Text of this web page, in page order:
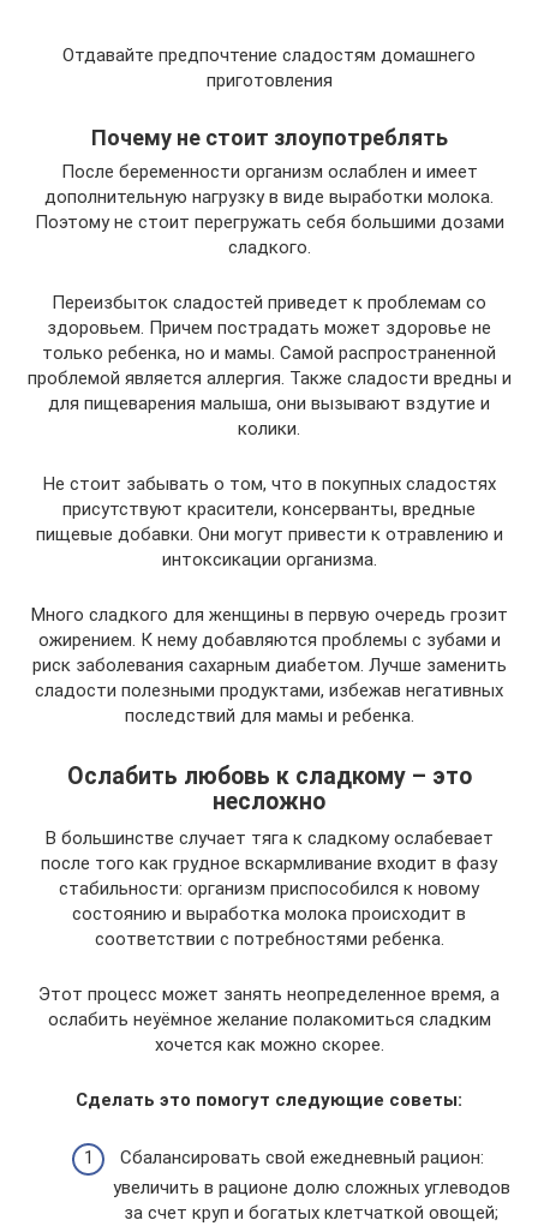
Отдавайте предпочтение сладостям домашнего
приготовления
Почему не стоит злоупотреблять
После беременности организм ослаблен и имеет
дополнительную нагрузку в виде выработки молока.
Поэтому не стоит перегружать себя большими дозами
сладкого.
Переизбыток сладостей приведет к проблемам со
здоровьем. Причем пострадать может здоровье не
только ребенка, но и мамы. Самой распространенной
проблемой является аллергия. Также сладости вредны и
для пищеварения малыша, они вызывают вздутие и
колики.
Не стоит забывать о том, что в покупных сладостях
присутствуют красители, консерванты, вредные
пищевые добавки. Они могут привести к отравлению и
интоксикации организма.
Много сладкого для женщины в первую очередь грозит
ожирением. К нему добавляются проблемы с зубами и
риск заболевания сахарным диабетом. Лучше заменить
сладости полезными продуктами, избежав негативных
последствий для мамы и ребенка.
Ослабить любовь к сладкому – это
несложно
В большинстве случает тяга к сладкому ослабевает
после того как грудное вскармливание входит в фазу
стабильности: организм приспособился к новому
состоянию и выработка молока происходит в
соответствии с потребностями ребенка.
Этот процесс может занять неопределенное время, а
ослабить неуёмное желание полакомиться сладким
хочется как можно скорее.
Сделать это помогут следующие советы:
Сбалансировать свой ежедневный рацион:
увеличить в рационе долю сложных углеводов
за счет круп и богатых клетчаткой овощей;